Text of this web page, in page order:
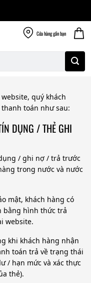
Cửa hànggần bạn
quý khách
toán như sau:
DỤNG / THẺ GHI
/ ghi nợ / trả trước
trong nước và nước
mật, khách hàng có
bằng hình thức trả
website.
khi khách hàng nhận
toán trả về trạng thái
/ hạn mức và xác thực
thẻ).